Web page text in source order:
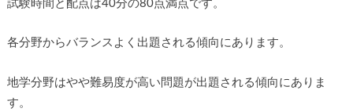
試験時間と配点は40分の80点満点です。
各分野からバランスよく出題される傾向にあります。
地学分野はやや難易度が高い問題が出題される傾向にありま
す。